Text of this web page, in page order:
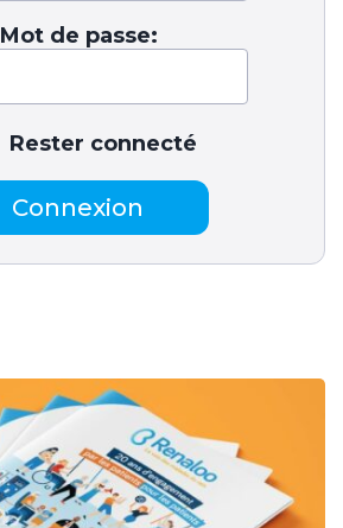
Mot de passe:
Rester connecté
Connexion